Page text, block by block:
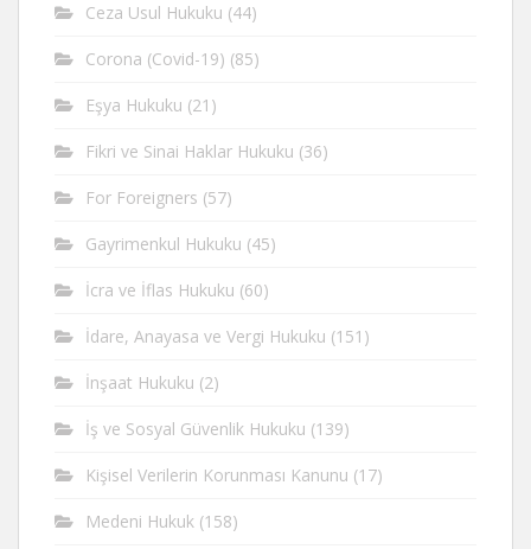
Ceza Usul Hukuku (44)
Corona (Covid-19) (85)
Eşya Hukuku (21)
Fikri ve Sinai Haklar Hukuku (36)
For Foreigners (57)
Gayrimenkul Hukuku (45)
İcra ve İflas Hukuku (60)
İdare, Anayasa ve Vergi Hukuku (151)
İnşaat Hukuku (2)
İş ve Sosyal Güvenlik Hukuku (139)
Kişisel Verilerin Korunması Kanunu (17)
Medeni Hukuk (158)